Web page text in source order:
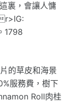
裏，會讓人慵
1798
的草皮和海景
服務費，樹下
Roll肉桂